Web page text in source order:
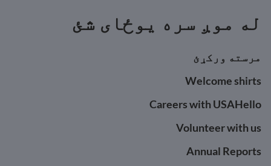
له موږ سره یوځای شئ
مرسته ورکړئ
Welcome shirts
Careers with USAHello
Volunteer with us
Annual Reports